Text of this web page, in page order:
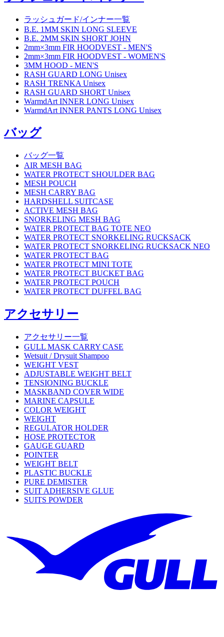
ラッシュガード/インナー一覧
B.E. 1MM SKIN LONG SLEEVE
B.E. 2MM SKIN SHORT JOHN
2mm×3mm FIR HOODVEST - MEN'S
2mm×3mm FIR HOODVEST - WOMEN'S
3MM HOOD - MEN'S
RASH GUARD LONG Unisex
RASH TRENKA Unisex
RASH GUARD SHORT Unisex
WarmdArt INNER LONG Unisex
WarmdArt INNER PANTS LONG Unisex
バッグ
バッグ一覧
AIR MESH BAG
WATER PROTECT SHOULDER BAG
MESH POUCH
MESH CARRY BAG
HARDSHELL SUITCASE
ACTIVE MESH BAG
SNORKELING MESH BAG
WATER PROTECT BAG TOTE NEO
WATER PROTECT SNORKELING RUCKSACK
WATER PROTECT SNORKELING RUCKSACK NEO
WATER PROTECT BAG
WATER PROTECT MINI TOTE
WATER PROTECT BUCKET BAG
WATER PROTECT POUCH
WATER PROTECT DUFFEL BAG
アクセサリー
アクセサリー一覧
GULL MASK CARRY CASE
Wetsuit / Drysuit Shampoo
WEIGHT VEST
ADJUSTABLE WEIGHT BELT
TENSIONING BUCKLE
MASKBAND COVER WIDE
MARINE CAPSULE
COLOR WEIGHT
WEIGHT
REGULATOR HOLDER
HOSE PROTECTOR
GAUGE GUARD
POINTER
WEIGHT BELT
PLASTIC BUCKLE
PURE DEMISTER
SUIT ADHERSIVE GLUE
SUITS POWDER